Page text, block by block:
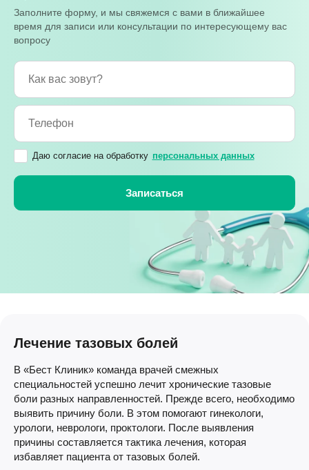
Заполните форму, и мы свяжемся с вами в ближайшее
время для записи или консультации по интересующему вас
вопросу
Даю согласие на обработку персональных данных
Лечение тазовых болей
В «Бест Клиник» команда врачей смежных
специальностей успешно лечит хронические тазовые
боли разных направленностей. Прежде всего, необходимо
выявить причину боли. В этом помогают гинекологи,
урологи, неврологи, проктологи. После выявления
причины составляется тактика лечения, которая
избавляет пациента от тазовых болей.